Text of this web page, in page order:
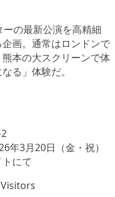
の最新公演を高精細
画。通常はロンドンで
本の大スクリーンで体
る」体験だ。
年3月20日（金・祝）
にて